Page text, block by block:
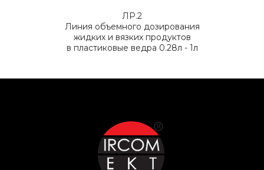
ЛР.2
Линия объемного дозирования
жидких и вязких продуктов
в пластиковые ведра 0.28л - 1л